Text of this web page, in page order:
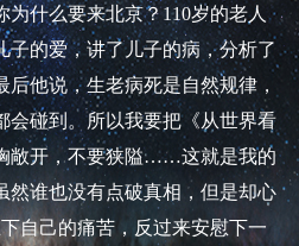
为什么要来北京？110岁的老人
子的爱，讲了儿子的病，分析了
他说，生老病死是自然规律，
会碰到。所以我要把《从世界看
敞开，不要狭隘……这就是我的
然谁也没有点破真相，但是却心
自己的痛苦，反过来安慰下一